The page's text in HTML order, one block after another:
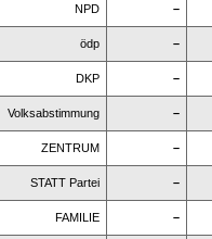
NPD –
ödp –
DKP –
Volksabstimmung –
ZENTRUM –
STATT Partei –
FAMILIE –